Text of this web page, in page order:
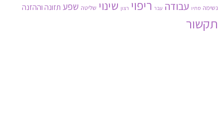
נשימה סתיו עבודה עבר ריפוי רצון שינוי שליטה שפע תזונה וההזנה
תקשור